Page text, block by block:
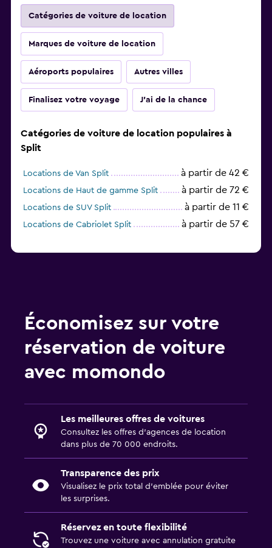
Catégories de voiture de location
Marques de voiture de location
Aéroports populaires Autres villes
Finalisez votre voyage J'ai de la chance
Catégories de voiture de location populaires à
Split
Locations de Van Split à partir de 42 €
Locations de Haut de gamme Split à partir de 72 €
Locations de SUV Split à partir de 11 €
Locations de Cabriolet Split à partir de 57 €
Économisez sur votre
réservation de voiture
avec momondo
Les meilleures offres de voitures
Consultez les offres d’agences de location
dans plus de 70 000 endroits.
Transparence des prix
Visualisez le prix total d’emblée pour éviter
les surprises.
Réservez en toute flexibilité
Trouvez une voiture avec annulation gratuite